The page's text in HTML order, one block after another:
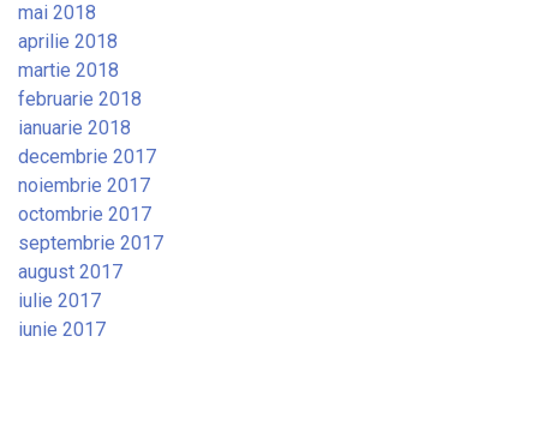
mai 2018
aprilie 2018
martie 2018
februarie 2018
ianuarie 2018
decembrie 2017
noiembrie 2017
octombrie 2017
septembrie 2017
august 2017
iulie 2017
iunie 2017